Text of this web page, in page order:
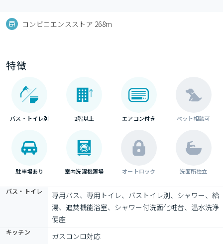
コンビニエンスストア 268m
特徴
バス・トイレ別 2階以上 エアコン付き ペット相談可
駐車場あり 室内洗濯機置場 オートロック 洗面所独立
バス・トイレ
専用バス、専用トイレ、バストイレ別、シャワー、給
湯、追焚機能浴室、シャワー付洗面化粧台、温水洗浄
便座
キッチン ガスコンロ対応